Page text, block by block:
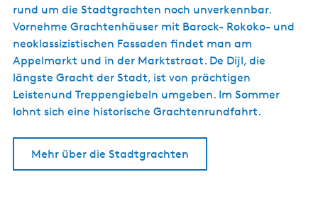
rund um die Stadtgrachten noch unverkennbar.
Vornehme Grachtenhäuser mit Barock- Rokoko- und
neoklassizistischen Fassaden findet man am
Appelmarkt und in der Marktstraat. De Dijl, die
längste Gracht der Stadt, ist von prächtigen
Leistenund Treppengiebeln umgeben. Im Sommer
lohnt sich eine historische Grachtenrundfahrt.
Mehr über die Stadtgrachten